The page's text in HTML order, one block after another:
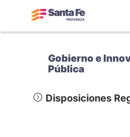
Gobierno e
Pública
Disposiciones